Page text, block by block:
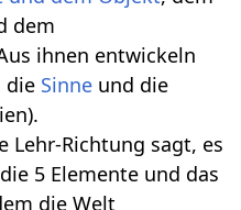
dem
ihnen entwickeln
die Sinneund die
Lehr-Richtung sagt, es
5 Elemente und das
die Welt